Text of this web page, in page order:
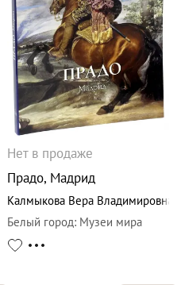
Нет в продаже
Прадо, Мадрид
Калмыкова Вера Владимировна
Белый город: Музеи мира